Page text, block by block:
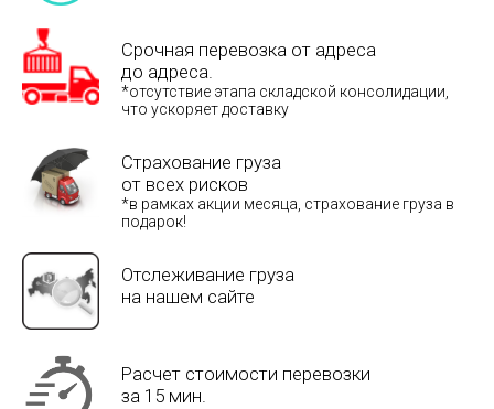
Срочная перевозка от адреса
до адреса.
*отсутствие этапа складской консолидации,
что ускоряет доставку
Страхование груза
от всех рисков
*в рамках акции месяца, страхование груза в
подарок!
Отслеживание груза
на нашем сайте
Расчет стоимости перевозки
за 15 мин.